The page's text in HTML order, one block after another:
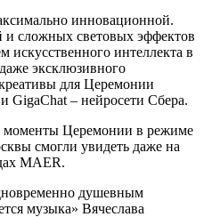
инновационной.
сложных световых эффектов
искусственного интеллекта в
эксклюзивного
для Церемонии
GigaChat – нейросети Сбера.
моменты Церемонии в режиме
смогли увидеть даже на
MAER.
душевным
музыка» Вячеслава